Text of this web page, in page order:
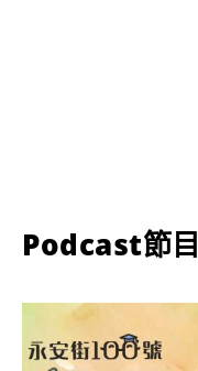
Podcast節目